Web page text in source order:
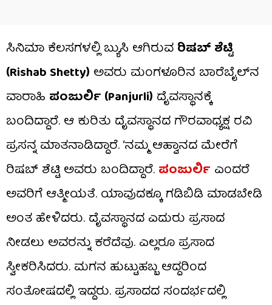
ಸಿನಿಮಾ ಕೆಲಸಗಳಲ್ಲಿ ಬ್ಯುಸಿ ಆಗಿರುವ ರಿಷಬ್ ಶೆಟ್ಟಿ
(Rishab Shetty) ಅವರು ಮಂಗಳೂರಿನ ಬಾರೆಬೈಲ್​ನ
ವಾರಾಹಿ ಪಂಜುರ್ಲಿ (Panjurli) ದೈವಸ್ಥಾನಕ್ಕೆ
ಬಂದಿದ್ದಾರೆ. ಆ ಕುರಿತು ದೈವಸ್ಥಾನದ ಗೌರವಾಧ್ಯಕ್ಷ ರವಿ
ಪ್ರಸನ್ನ ಮಾತನಾಡಿದ್ದಾರೆ. ‘ನಮ್ಮ ಆಹ್ವಾನದ ಮೇರೆಗೆ
ರಿಷಬ್ ಶೆಟ್ಟಿ ಅವರು ಬಂದಿದ್ದಾರೆ. ಪಂಜುರ್ಲಿ ಎಂದರೆ
ಅವರಿಗೆ ಆತ್ಮೀಯತೆ. ಯಾವುದಕ್ಕೂ ಗಡಿಬಿಡಿ ಮಾಡಬೇಡಿ
ಅಂತ ಹೇಳಿದರು. ದೈವಸ್ಥಾನದ ಎದುರು ಪ್ರಸಾದ
ನೀಡಲು ಅವರನ್ನು ಕರೆದೆವು. ಎಲ್ಲರೂ ಪ್ರಸಾದ
ಸ್ವೀಕರಿಸಿದರು. ಮಗನ ಹುಟ್ಟುಹಬ್ಬ ಆದ್ದರಿಂದ
ಸಂತೋಷದಲ್ಲಿ ಇದ್ದರು. ಪ್ರಸಾದದ ಸಂದರ್ಭದಲ್ಲಿ